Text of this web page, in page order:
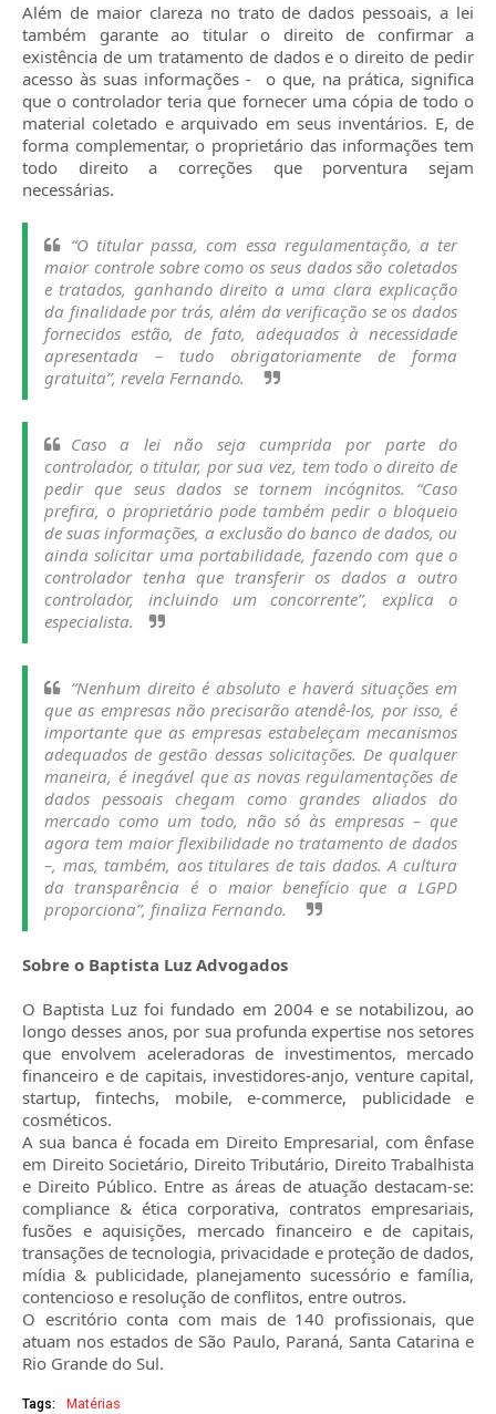
Além de maior clareza no trato de dados pessoais, a lei
também garante ao titular o direito de confirmar a
existência de um tratamento de dados e o direito de pedir
acesso às suas informações - o que, na prática, significa
que o controlador teria que fornecer uma cópia de todo o
material coletado e arquivado em seus inventários. E, de
forma complementar, o proprietário das informações tem
todo direito a correções que porventura sejam
necessárias.
“O titular passa, com essa regulamentação, a ter
maior controle sobre como os seus dados são coletados
e tratados, ganhando direito a uma clara explicação
da finalidade por trás, além da verificação se os dados
fornecidos estão, de fato, adequados à necessidade
apresentada – tudo obrigatoriamente de forma
gratuita”, revela Fernando.
Caso a lei não seja cumprida por parte do
controlador, o titular, por sua vez, tem todo o direito de
pedir que seus dados se tornem incógnitos. “Caso
prefira, o proprietário pode também pedir o bloqueio
de suas informações, a exclusão do banco de dados, ou
ainda solicitar uma portabilidade, fazendo com que o
controlador tenha que transferir os dados a outro
controlador, incluindo um concorrente”, explica o
especialista.
“Nenhum direito é absoluto e haverá situações em
que as empresas não precisarão atendê-los, por isso, é
importante que as empresas estabeleçam mecanismos
adequados de gestão dessas solicitações. De qualquer
maneira, é inegável que as novas regulamentações de
dados pessoais chegam como grandes aliados do
mercado como um todo, não só às empresas – que
agora tem maior flexibilidade no tratamento de dados
–, mas, também, aos titulares de tais dados. A cultura
da transparência é o maior benefício que a LGPD
proporciona”, finaliza Fernando.
Sobre o Baptista Luz Advogados
O Baptista Luz foi fundado em 2004 e se notabilizou, ao
longo desses anos, por sua profunda expertise nos setores
que envolvem aceleradoras de investimentos, mercado
financeiro e de capitais, investidores-anjo, venture capital,
startup, fintechs, mobile, e-commerce, publicidade e
cosméticos.
A sua banca é focada em Direito Empresarial, com ênfase
em Direito Societário, Direito Tributário, Direito Trabalhista
e Direito Público. Entre as áreas de atuação destacam-se:
compliance & ética corporativa, contratos empresariais,
fusões e aquisições, mercado financeiro e de capitais,
transações de tecnologia, privacidade e proteção de dados,
mídia & publicidade, planejamento sucessório e família,
contencioso e resolução de conflitos, entre outros.
O escritório conta com mais de 140 profissionais, que
atuam nos estados de São Paulo, Paraná, Santa Catarina e
Rio Grande do Sul.
Tags: Matérias